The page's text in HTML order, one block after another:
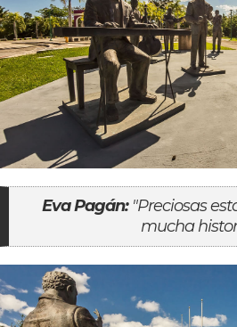
Eva Pagán:"Preciosas
mucha